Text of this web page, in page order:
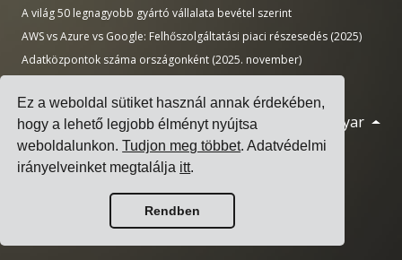
Ez a weboldal sütiket használ annak érdekében,
hogy a lehető legjobb élményt nyújtsa
weboldalunkon.Tudjon meg többet. Adatvédelmi
irányelveinket megtalálja itt.
Rendben
A világ 50 legnagyobb gyártó vállalata bevétel szerint
AWS vs Azure vs Google: Felhőszolgáltatási piaci részesedés (2025)
Adatközpontok száma országonként (2025. november)
© 2026 Cargoson.com Magyar
Bejegyezve Cargoson OÜ néven Észtországban.
Székhely: Pärnu mnt. 141, 11314 Tallinn, Észtország